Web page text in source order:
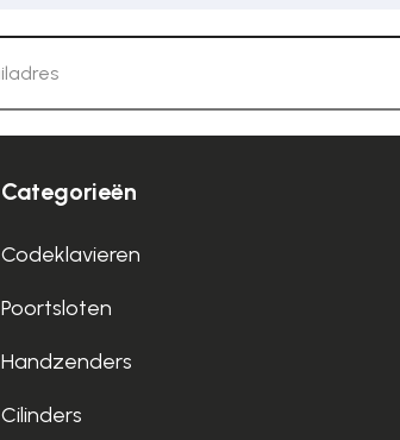
Categorieën
Codeklavieren
Poortsloten
Handzenders
Cilinders